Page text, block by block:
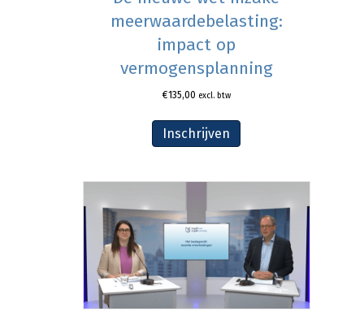
meerwaardebelasting:
impact op
vermogensplanning
€135,00 excl. btw
Inschrijven